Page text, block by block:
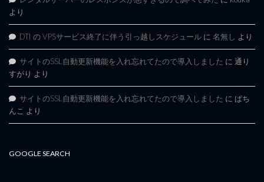
より
DTI の VPSサービス終了に伴う引っ越しスケジュール に 名無し より
サイトのSSL自動更新機能を入れ忘れてたので導入しました に 通り
すがり より
サイトのSSL自動更新機能を入れ忘れてたので導入しました に ぱち
んこ より
GOOGLE SEARCH